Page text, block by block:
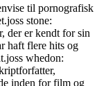
til pornografisk
stone:
der er kendt for sin
haft flere hits og
whedon:
inden for film og